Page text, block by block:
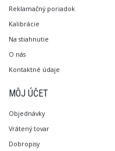
Reklamačný poriadok
Kalibrácie
Na stiahnutie
O nás
Kontaktné údaje
MÔJ ÚČET
Objednávky
Vrátený tovar
Dobropisy